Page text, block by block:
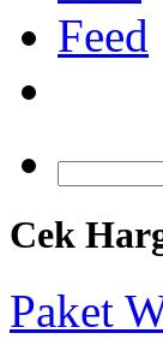
Cek
Paket